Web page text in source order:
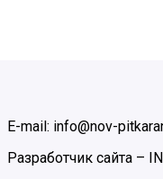
E-mail: info@nov-
Разработчик сайта –